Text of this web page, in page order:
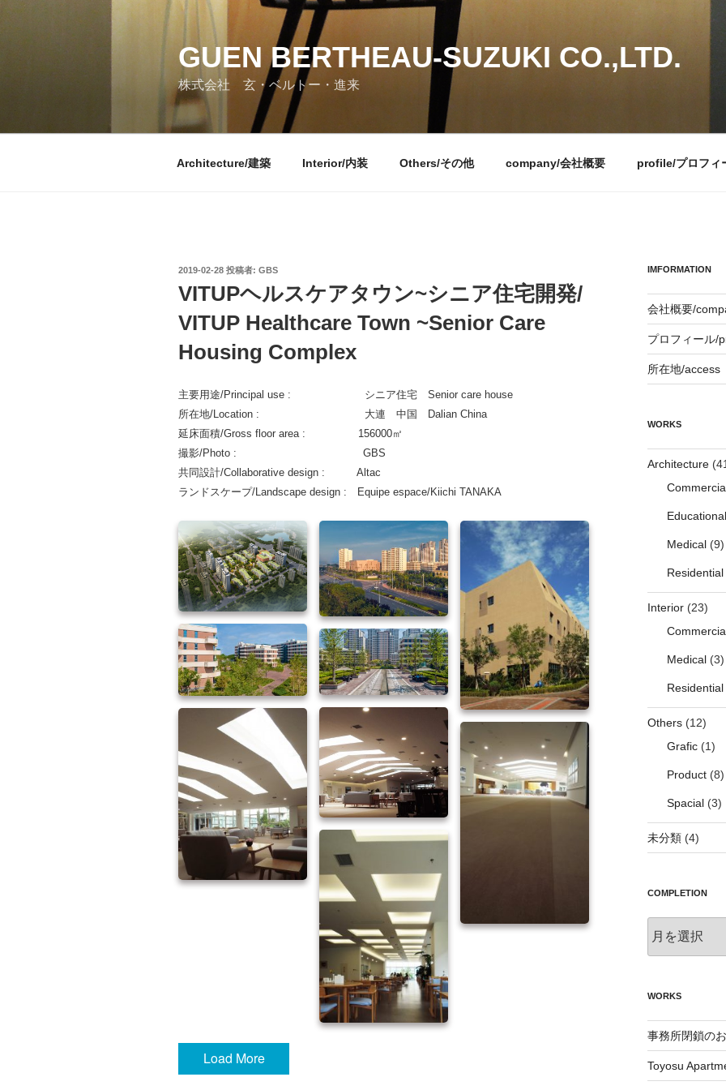
GUEN BERTHEAU-SUZUKI CO.,LTD.
株式会社 玄・ベルトー・進来
Architecture/建築 Interior/内装 Others/その他 company/会社概要 profile/プロフィ
投
日:
2019-02-28 投稿者: GBS
VITUPヘルスケアタウン~シニア住宅開発/
VITUP Healthcare Town ~Senior Care
Housing Complex
主要用途/Principal use : シニア住宅 Senior care house
所在地/Location : 大連 中国
Dalian China
延床面積/Gross floor area : 156000㎡
撮影/Photo : GBS
共同設計/Collaborative design : Altac
ランドスケープ/Landscape design : Equipe espace/Kiichi TANAKA
Load More
IMFORMATION
会社概要/
プロフィール/
所在地/access
WORKS
Architecture
Educational
Medical(9)
Residential
Interior(23)
Medical(3)
Residential
Others(12)
Grafic(1)
Product(8)
Spacial(3)
未分類(4)
COMPLETION
WORKS
事務所閉鎖の
Toyosu